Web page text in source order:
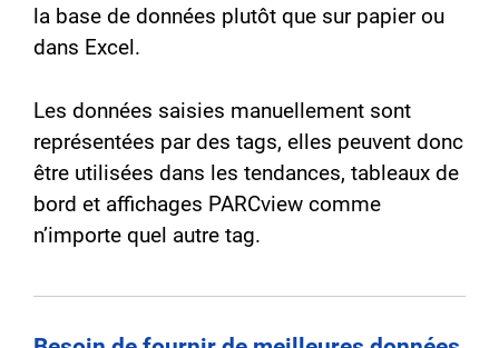
la base de données plutôt que sur papier ou
dans Excel.
Les données saisies manuellement sont
représentées par des tags, elles peuvent donc
être utilisées dans les tendances, tableaux de
bord et affichages PARCview comme
n’importe quel autre tag.